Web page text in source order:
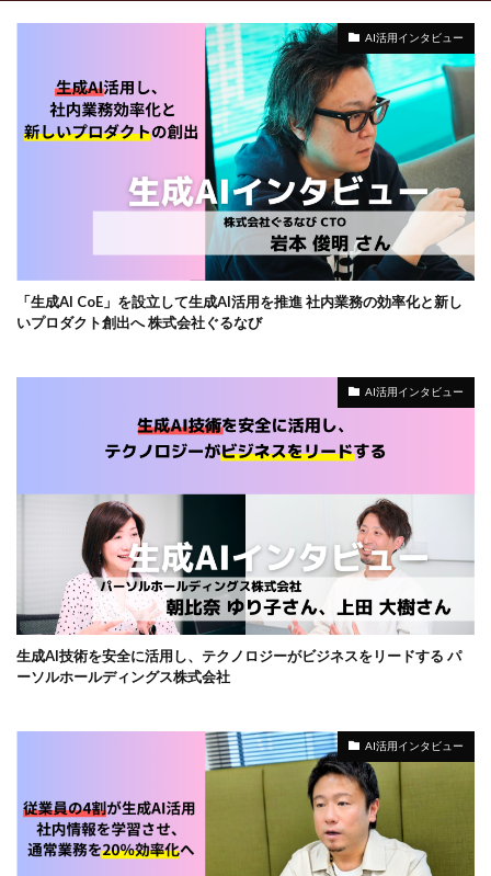
AI活用インタビュー
「生成AI CoE」を設立して生成AI活用を推進 社内業務の効率化と新し
いプロダクト創出へ 株式会社ぐるなび
AI活用インタビュー
生成AI技術を安全に活用し、テクノロジーがビジネスをリードする パ
ーソルホールディングス株式会社
AI活用インタビュー